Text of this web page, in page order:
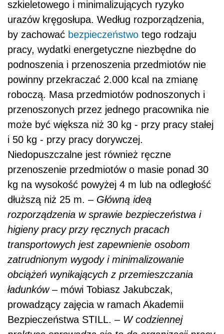
szkieletowego i minimalizujących ryzyko
urazów kręgosłupa. Według rozporządzenia,
by zachować bezpieczeństwo tego rodzaju
pracy, wydatki energetyczne niezbędne do
podnoszenia i przenoszenia przedmiotów nie
powinny przekraczać 2.000 kcal na zmianę
roboczą. Masa przedmiotów podnoszonych i
przenoszonych przez jednego pracownika nie
może być większa niż 30 kg - przy pracy stałej
i 50 kg - przy pracy dorywczej.
Niedopuszczalne jest również ręczne
przenoszenie przedmiotów o masie ponad 30
kg na wysokość powyżej 4 m lub na odległość
dłuższą niż 25 m. – Główną ideą
rozporządzenia w sprawie bezpieczeństwa i
higieny pracy przy ręcznych pracach
transportowych jest zapewnienie osobom
zatrudnionym wygody i minimalizowanie
obciążeń wynikających z przemieszczania
ładunków – mówi Tobiasz Jakubczak,
prowadzący zajęcia w ramach Akademii
Bezpieczeństwa STILL. – W codziennej